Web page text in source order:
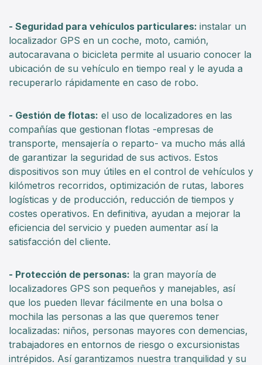
- Seguridad para vehículos particulares: instalar un
localizador GPS en un coche, moto, camión,
autocaravana o bicicleta permite al usuario conocer la
ubicación de su vehículo en tiempo real y le ayuda a
recuperarlo rápidamente en caso de robo.
- Gestión de flotas: el uso de localizadores en las
compañías que gestionan flotas -empresas de
transporte, mensajería o reparto- va mucho más allá
de garantizar la seguridad de sus activos. Estos
dispositivos son muy útiles en el control de vehículos y
kilómetros recorridos, optimización de rutas, labores
logísticas y de producción, reducción de tiempos y
costes operativos. En definitiva, ayudan a mejorar la
eficiencia del servicio y pueden aumentar así la
satisfacción del cliente.
- Protección de personas: la gran mayoría de
localizadores GPS son pequeños y manejables, así
que los pueden llevar fácilmente en una bolsa o
mochila las personas a las que queremos tener
localizadas: niños, personas mayores con demencias,
trabajadores en entornos de riesgo o excursionistas
intrépidos. Así garantizamos nuestra tranquilidad y su